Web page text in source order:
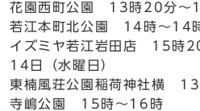
花園西町公園 13時20分～
若江本町北公園 14時～14
イズミヤ若江岩田店 15時
14日（水曜日）
東楠風荘公園稲荷神社横
寺嶋公園 15時～16時